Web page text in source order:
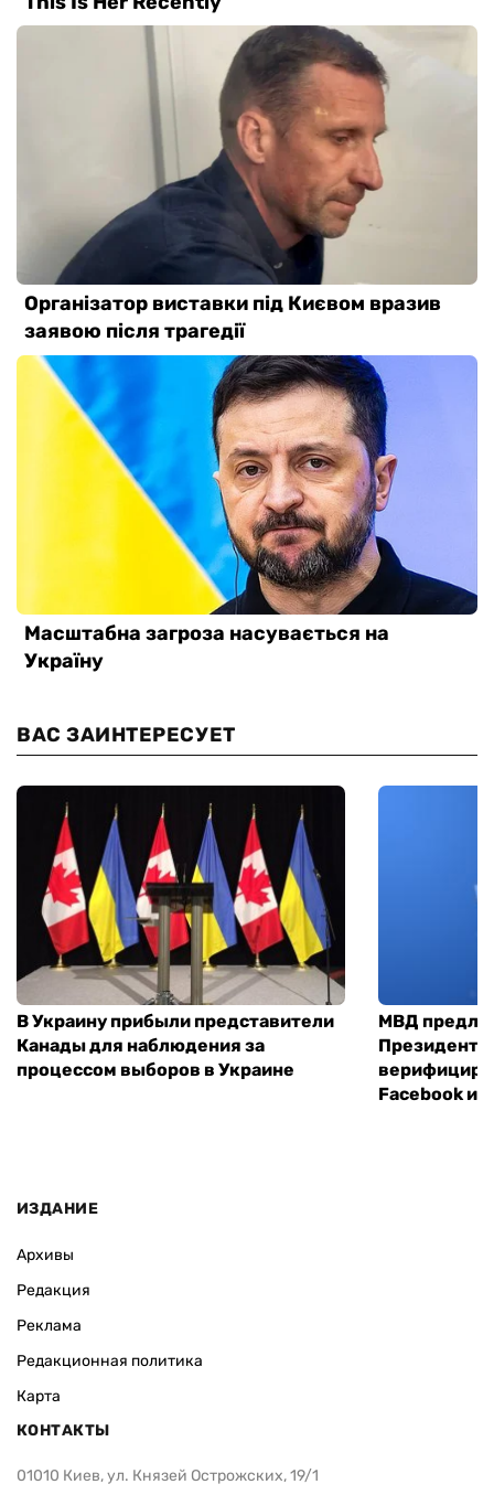
ВАС ЗАИНТЕРЕСУЕТ
В Украину прибыли представители
Канады для наблюдения за
процессом выборов в Украине
МВД
Facebook и
ИЗДАНИЕ
Архивы
Редакция
Реклама
Редакционная политика
Карта
КОНТАКТЫ
01010 Киев, ул. Князей Острожских, 19/1